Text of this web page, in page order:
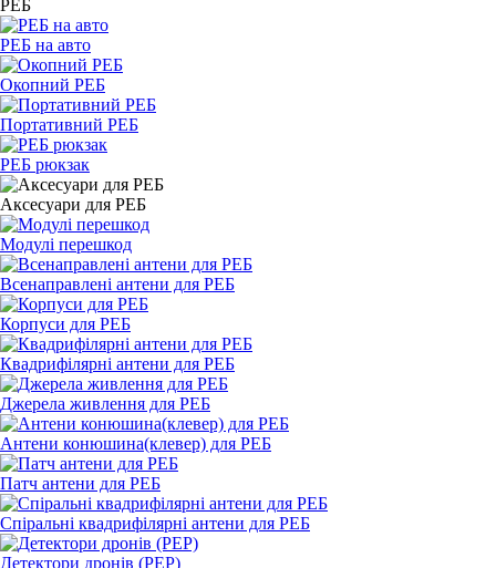
РЕБ
РЕБ на авто
Окопний РЕБ
Портативний РЕБ
РЕБ рюкзак
Аксесуари для РЕБ
Модулі перешкод
Всенаправлені антени для РЕБ
Корпуси для РЕБ
Квадрифілярні антени для РЕБ
Джерела живлення для РЕБ
Антени конюшина(клевер) для РЕБ
Патч антени для РЕБ
Спіральні квадрифілярні антени для РЕБ
Детектори дронів (РЕР)